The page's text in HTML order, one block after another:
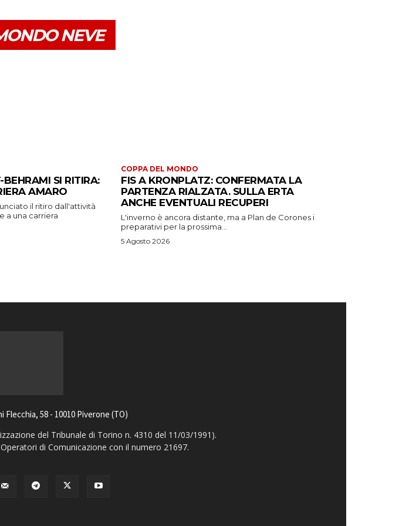
NEVE
SI RITIRA:
AMARO
il ritiro dall'attività
a una carriera
COPPA DEL MONDO
FIS A KRONPLATZ: CONFERMATA LA
PARTENZA RIALZATA. SULLA ERTA
ANCHE EVENTUALI RECUPERI
L'inverno è ancora distante, ma a Plan de Corones i
preparativi per la prossima...
5 Agosto 2026
58 - 10010 Piverone (TO)
del Tribunale di Torino n. 4310 del 11/03/1991).
di Comunicazione con il numero 21697.